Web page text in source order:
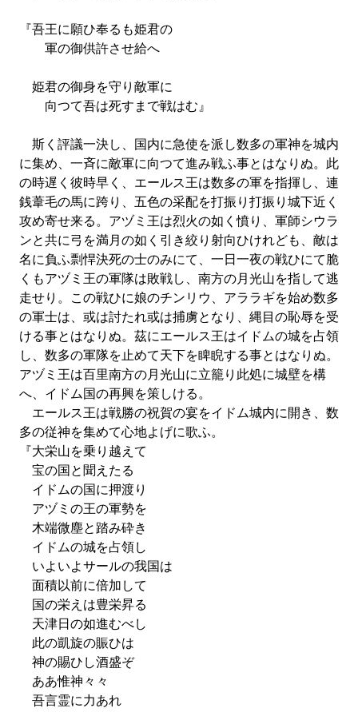
『吾王に願ひ奉るも姫君の
軍の御供許させ給へ
姫君の御身を守り敵軍に
向つて吾は死すまで戦はむ』
斯く評議一決し、国内に急使を派し数多の軍神を城内
に集め、一斉に敵軍に向つて進み戦ふ事とはなりぬ。此
の時遅く彼時早く、エールス王は数多の軍を指揮し、連
銭葦毛の馬に跨り、五色の采配を打振り打振り城下近く
攻め寄せ来る。アヅミ王は烈火の如く憤り、軍師シウラ
ンと共に弓を満月の如く引き絞り射向ひけれども、敵は
名に負ふ剽悍決死の士のみにて、一日一夜の戦ひにて脆
くもアヅミ王の軍隊は敗戦し、南方の月光山を指して逃
走せり。この戦ひに娘のチンリウ、アララギを始め数多
の軍士は、或は討たれ或は捕虜となり、縄目の恥辱を受
ける事とはなりぬ。茲にエールス王はイドムの城を占領
し、数多の軍隊を止めて天下を睥睨する事とはなりぬ。
アヅミ王は百里南方の月光山に立籠り此処に城壁を構
へ、イドム国の再興を策しける。
エールス王は戦勝の祝賀の宴をイドム城内に開き、数
多の従神を集めて心地よげに歌ふ。
『大栄山を乗り越えて
宝の国と聞えたる
イドムの国に押渡り
アヅミの王の軍勢を
木端微塵と踏み砕き
イドムの城を占領し
いよいよサールの我国は
面積以前に倍加して
国の栄えは豊栄昇る
天津日の如進むべし
此の凱旋の賑ひは
神の賜ひし酒盛ぞ
ああ惟神々々
吾言霊に力あれ